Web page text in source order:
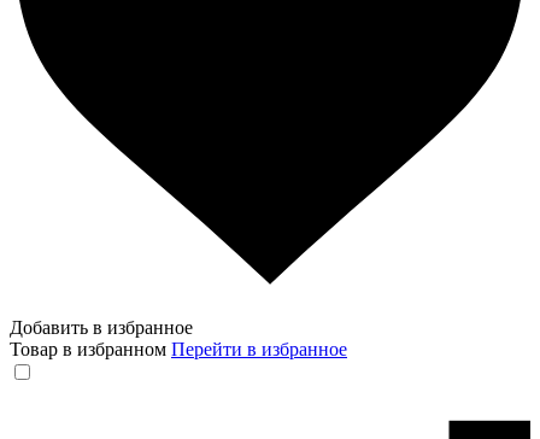
Добавить в избранное
Товар в избранном Перейти в избранное